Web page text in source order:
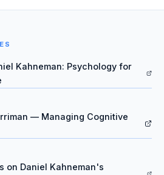
Kahneman: Psychology for
— Managing Cognitive
on Daniel Kahneman's